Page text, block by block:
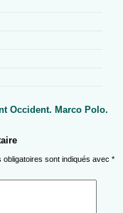
Occident. Marco Polo.
obligatoires sont indiqués avec *